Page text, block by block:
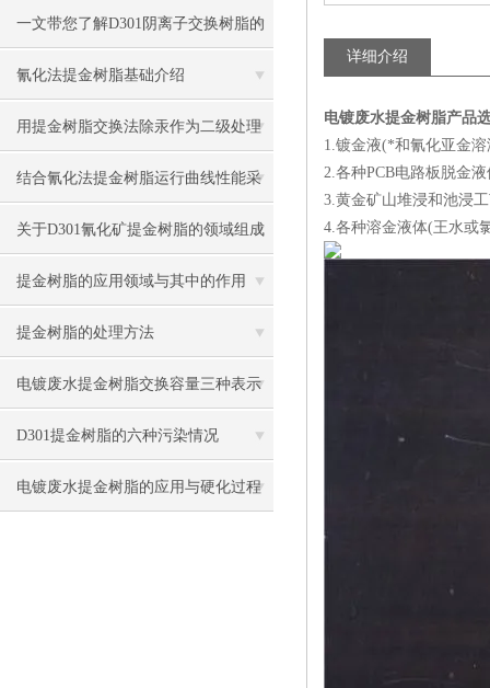
一文带您了解D301阴离子交换树脂的
交换容量
氰化法提金树脂基础介绍
用提金树脂交换法除汞作为二级处理
系统可提高生产能力
结合氰化法提金树脂运行曲线性能采
用合适双室浮动床结构
关于D301氰化矿提金树脂的领域组成
提金树脂的应用领域与其中的作用
提金树脂的处理方法
电镀废水提金树脂交换容量三种表示
方式
D301提金树脂的六种污染情况
电镀废水提金树脂的应用与硬化过程
详细介绍
电镀废水提金树脂产品
1.镀金液(*和氰化亚金
2.各种PCB电路板脱金
3.黄金矿山堆浸和池浸
4.各种溶金液体(王水或